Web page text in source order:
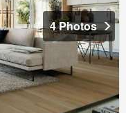
4 Photos